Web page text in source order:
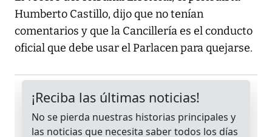
Humberto Castillo, dijo que no tenían
comentarios y que la Cancillería es el conducto
oficial que debe usar el Parlacen para quejarse.